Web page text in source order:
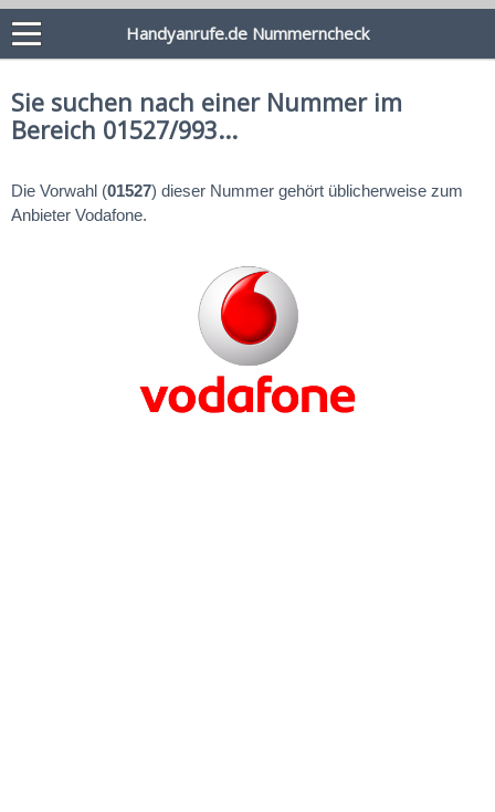
Handyanrufe.de Nummerncheck
Sie suchen nach einer Nummer im
Bereich 01527/993...
Die Vorwahl (01527) dieser Nummer gehört üblicherweise zum
Anbieter Vodafone.